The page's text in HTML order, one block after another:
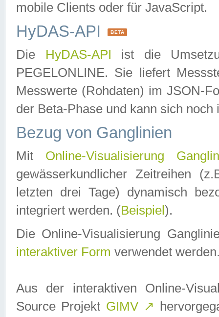
mobile Clients oder für JavaScript.
HyDAS-API BETA
Die HyDAS-API ist die
PEGELONLINE. Sie liefert
Messwerte (Rohdaten) im JSON-
der Beta-Phase und kann sich noch
Bezug von Ganglinien
Mit Online-Visualisierung
gewässerkundlicher Zeitreihen
letzten drei Tage) dynamisch
integriert werden. (Beispiel ).
Die Online-Visualisierung
interaktiver Form verwendet
Aus der interaktiven Online-
Source Projekt GIMV ↗